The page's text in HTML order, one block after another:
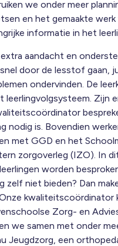
we onder meer
en het gemaakte werk
informatie in het
aandacht en
door de lesstof gaan,
ondervinden. De
Zijn
nodig is. Bovendien
met GGD en het
zorgoverleg (IZO). In
worden
niet bieden? Dan
kwaliteitscoördinator
Zorg- en
we samen met onder
Jeugdzorg, een